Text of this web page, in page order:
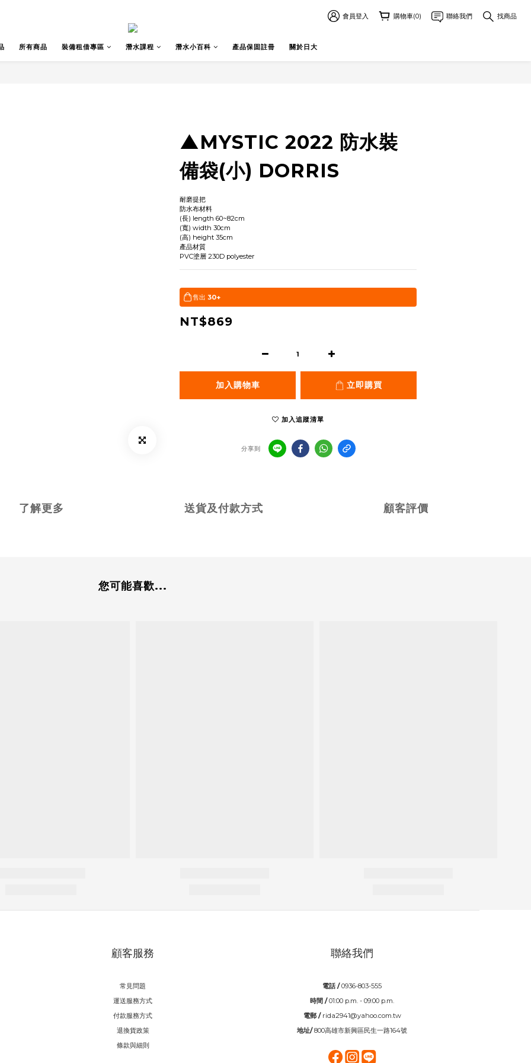
會員登入 購物車(0) 聯絡我們 找商品
所有商品 裝備租借專區 潛水課程 潛水小百科 產品保固註冊 關於日大
▲MYSTIC 2022 防水裝
備袋(小) DORRIS
耐磨提把
防水布材料
(長) length 60~82cm
(寬) width 30cm
(高) height 35cm
產品材質
PVC塗層 230D polyester
售出 30+
NT$869
加入購物車 立即購買
加入追蹤清單
分享到
了解更多 送貨及付款方式 顧客評價
您可能喜歡...
顧客服務
常見問題
運送服務方式
付款服務方式
退換貨政策
條款與細則
聯絡我們
電話 /0936-803-555
時間 /01:00 p.m. - 09:00 p.m.
電郵 / rida2941@yahoo.com.tw
地址/800高雄市新興區民生一路164號